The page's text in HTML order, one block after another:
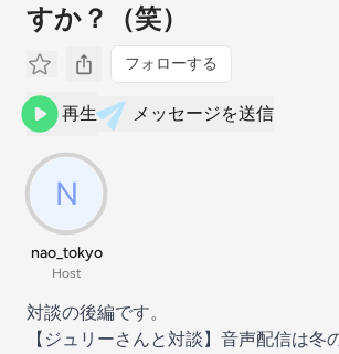
すか？（笑）
フォローする
再生 メッセージを送信
nao_tokyo
Host
対談の後編です。
【ジュリーさんと対談】音声配信は